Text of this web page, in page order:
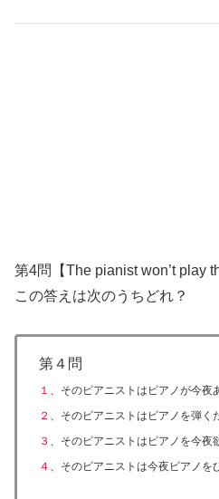
第4問【The pianist won’t play
この答えは次のうちどれ？
第４問
１ 、そのピアニストはピアノが今夜
２ 、そのピアニストはピアノを弾く
３ 、そのピアニストはピアノを今夜
４ 、そのピアニストは今夜ピアノを